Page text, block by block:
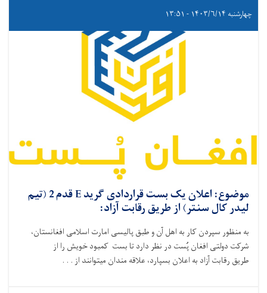
چهارشنبه ۱۴۰۳/۶/۱۴ - ۱۳:۵۱
موضوع: اعلان یک بست قراردادی گرید E قدم 2 (تیم
لیدر کال سنتر) از طریق رقابت آزاد:
به منظور سپردن کار به اهل آن و طبق پالیسی امارت اسلامی افغانستان،
شرکت دولتی افغان پُست در نظر دارد تا بست‌ کمبود خویش را از
طریق رقابت آزاد به اعلان بسپارد، علاقه ‌مندان میتوانند از . . .